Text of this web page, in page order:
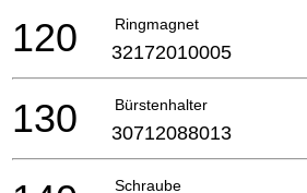
Ringmagnet
120 32172010005
Bürstenhalter
130 30712088013
Schraube